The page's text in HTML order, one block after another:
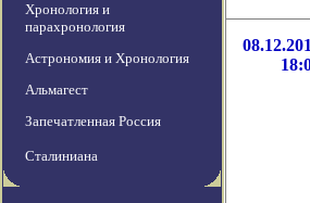
Хронология и
парахронология
Астрономия и Хронология
Альмагест
Запечатленная Россия
Сталиниана